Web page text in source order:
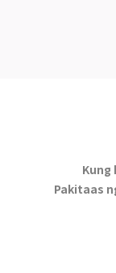
Kung
Pakitaas